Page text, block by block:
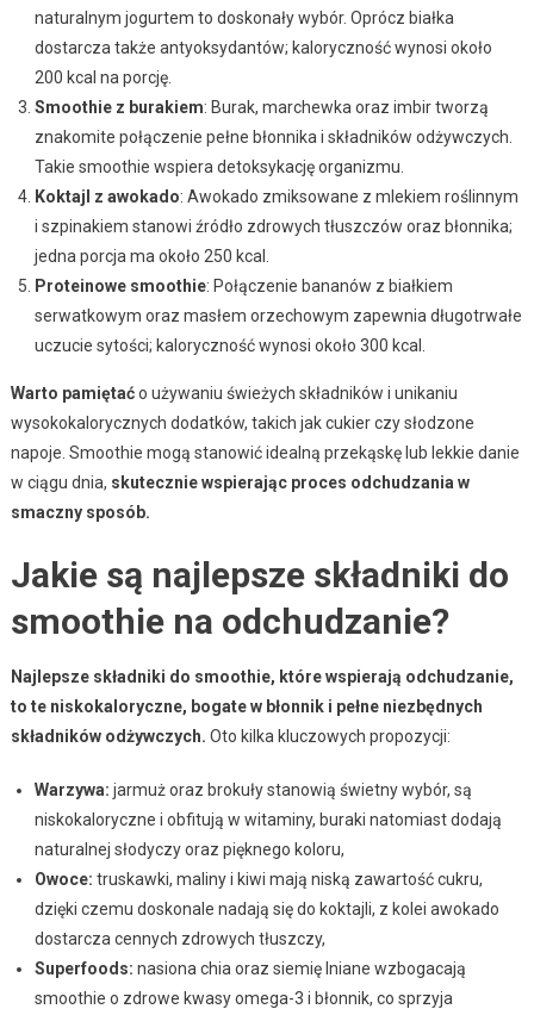
naturalnym jogurtem to doskonały wybór. Oprócz białka
dostarcza także antyoksydantów; kaloryczność wynosi około
200 kcal na porcję.
Smoothie z burakiem: Burak, marchewka oraz imbir tworzą
znakomite połączenie pełne błonnika i składników odżywczych.
Takie smoothie wspiera detoksykację organizmu.
Koktajl z awokado: Awokado zmiksowane z mlekiem roślinnym
i szpinakiem stanowi źródło zdrowych tłuszczów oraz błonnika;
jedna porcja ma około 250 kcal.
Proteinowe smoothie: Połączenie bananów z białkiem
serwatkowym oraz masłem orzechowym zapewnia długotrwałe
uczucie sytości; kaloryczność wynosi około 300 kcal.
Warto pamiętaćo używaniu świeżych składników i unikaniu
wysokokalorycznych dodatków, takich jak cukier czy słodzone
napoje. Smoothie mogą stanowić idealną przekąskę lub lekkie danie
w ciągu dnia, skutecznie wspierając proces odchudzania w
smaczny sposób.
Jakie są najlepsze składniki do
smoothie na odchudzanie?
Najlepsze składniki do smoothie, które wspierają odchudzanie,
to te niskokaloryczne, bogate w błonnik i pełne niezbędnych
składników odżywczych. Oto kilka kluczowych propozycji:
Warzywa: jarmuż oraz brokuły stanowią świetny wybór, są
niskokaloryczne i obfitują w witaminy, buraki natomiast dodają
naturalnej słodyczy oraz pięknego koloru,
Owoce: truskawki, maliny i kiwi mają niską zawartość cukru,
dzięki czemu doskonale nadają się do koktajli, z kolei awokado
dostarcza cennych zdrowych tłuszczy,
Superfoods: nasiona chia oraz siemię lniane wzbogacają
smoothie o zdrowe kwasy omega-3 i błonnik, co sprzyja